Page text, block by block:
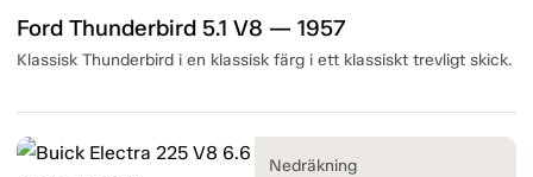
Ford Thunderbird 5.1 V8 — 1957
Klassisk Thunderbird i en klassisk färg i ett klassiskt trevligt skick.
Nedräkning